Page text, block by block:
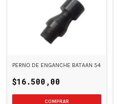
PERNO DE ENGANCHE BATAAN 54
$16.500,00